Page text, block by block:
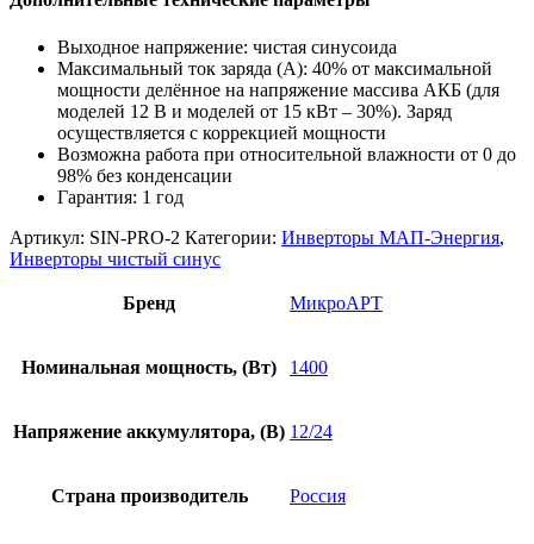
Выходное напряжение: чистая синусоида
Максимальный ток заряда (А): 40% от максимальной
мощности делённое на напряжение массива АКБ (для
моделей 12 В и моделей от 15 кВт – 30%). Заряд
осуществляется с коррекцией мощности
Возможна работа при относительной влажности от 0 до
98% без конденсации
Гарантия: 1 год
Артикул: SIN-PRO-2 Категории: Инверторы МАП-Энергия,
Инверторы чистый синус
Бренд МикроАРТ
Номинальная мощность, (Вт) 1400
Напряжение аккумулятора, (В) 12/24
Страна производитель Россия